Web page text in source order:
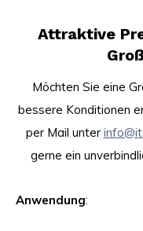
Attraktive
Möchten Sie eine
bessere Konditionen
per Mail unter
gerne ein
Anwendung: